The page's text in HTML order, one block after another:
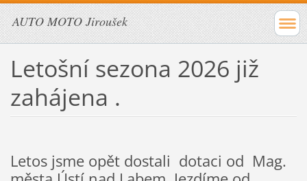
AUTO MOTO Jiroušek
Letošní sezona 2026 již
zahájena .
Letos jsme opět dostali dotaci od Mag.